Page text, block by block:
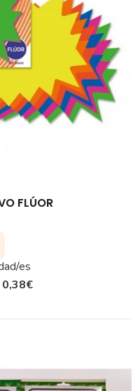
FLÚOR
es
0,38€